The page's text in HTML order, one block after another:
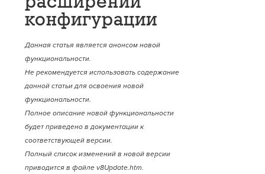
конфигурации
Данная статья является анонсом новой
функциональности.
Не рекомендуется использовать содержание
данной статьи для освоения новой
функциональности.
Полное описание новой функциональности
будет приведено в документации к
соответствующей версии.
Полный список изменений в новой версии
приводится в файле v8Update.htm.